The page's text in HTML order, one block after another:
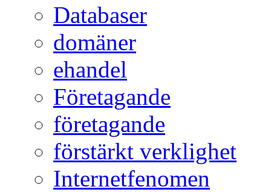
Databaser
domäner
ehandel
Företagande
företagande
förstärkt verklighet
Internetfenomen